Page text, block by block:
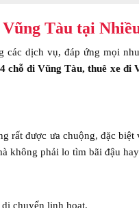
Tàu tại
dịch vụ, đáp ứng mọi
chỗ đi Vũng Tàu, thuê xe đi
rất được ưa chuộng, đặc
không phải lo tìm bãi đậu
chuyển linh hoạt.